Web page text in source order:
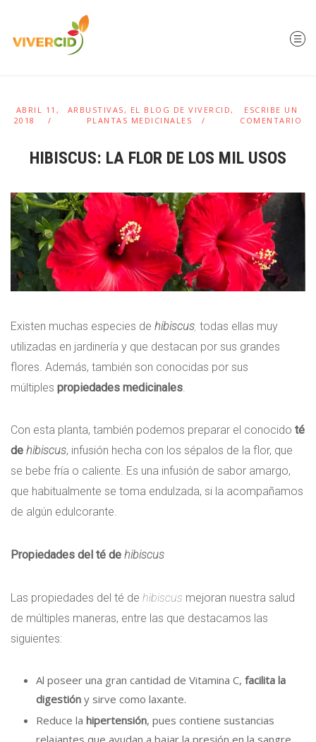
ABRIL 11,
2018
ARBUSTIVAS, EL BLOG DE VIVERCID,
PLANTAS MEDICINALES
ESCRIBE UN
COMENTARIO
HIBISCUS: LA FLOR DE LOS MIL USOS
Existen muchas especies de hibiscus todas ellas muy
utilizadas en jardinería y que destacan por sus grandes
flores. Además, también son conocidas por sus
múltiples propiedades medicinales
Con esta planta, también podemos preparar el conocido té
de hibiscus, infusión hecha con los sépalos de la flor, que
se bebe fría o caliente. Es una infusión de sabor amargo,
que habitualmente se toma endulzada, si la acompañamos
de algún edulcorante.
Propiedades del té de hibiscus
Las propiedades del té de hibiscus mejoran nuestra salud
de múltiples maneras, entre las que destacamos las
siguientes:
Al poseer una gran cantidad de Vitamina C, facilita la
digestión y sirve como laxante.
Reduce la hipertensión, pues contiene sustancias